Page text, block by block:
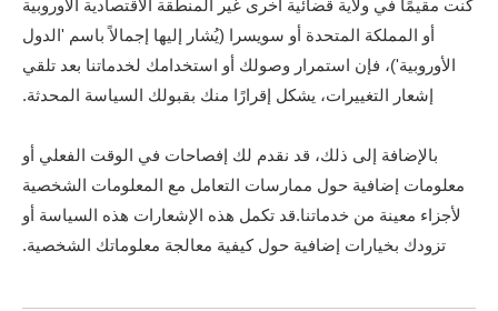
كنت مقيمًا في ولاية قضائية أخرى غير المنطقة الاقتصادية الأوروبية
أو المملكة المتحدة أو سويسرا (يُشار إليها إجمالاً باسم 'الدول
الأوروبية')، فإن استمرار وصولك أو استخدامك لخدماتنا بعد تلقي
إشعار التغييرات، يشكل إقرارًا منك بقبولك السياسة المحدثة.
بالإضافة إلى ذلك، قد نقدم لك إفصاحات في الوقت الفعلي أو
معلومات إضافية حول ممارسات التعامل مع المعلومات الشخصية
لأجزاء معينة من خدماتنا.قد تكمل هذه الإشعارات هذه السياسة أو
تزودك بخيارات إضافية حول كيفية معالجة معلوماتك الشخصية.